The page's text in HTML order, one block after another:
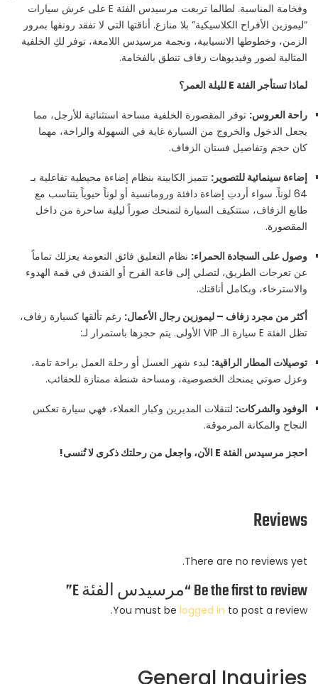
وفخامة المناسبة. لطالما تربعت مرسيدس الفئة E على عرش سيارات
“ليموزين الأفراح الكلاسيكية” بلا منازع. أناقتها التي لا تفقد رونقها بمرور
الزمن، وخطوطها الانسيابية، ونجمة مرسيدس اللامعة، توفر لكِ الخلفية
المثالية لصور وفيديوهات زفاف تنطق بالفخامة.
لماذا تستأجر الفئة E لليلة العمر؟
راحة العروس: توفر المقصورة الخلفية مساحة استثنائية للأرجل، مما
يجعل الدخول والخروج من السيارة غاية في السهولة والراحة، مهما
كان حجم وتفاصيل فستان الزفاف.
إضاءة سينمائية للتصوير: تتميز الكابينة بنظام إضاءة محيطية تفاعلية بـ
64 لوناً. سواء أردتِ إضاءة دافئة ورومانسية أو لوناً حيوياً يتناسب مع
طابع الزفاف، ستتكيف السيارة لتمنحك صوراً ليلية ساحرة من داخل
المقصورة.
وصول على السجادة الحمراء: نظام التعليق فائق النعومة يعزلك تماماً
عن تعرجات الطريق، لتصلي إلى قاعة الفرح أو الفندق في قمة الهدوء
والاسترخاء، وبكامل أناقتك.
أكثر من مجرد زفاف – ليموزين رجال الأعمال: رغم تألقها كسيارة زفاف،
تظل الفئة E سيارة الـ VIP الأولى. يتم حجزها باستمرار لـ:
توصيلات المطار الراقية: لبدء شهر العسل أو رحلة العمل براحة تامة،
وعزل صوتي يمنحك الخصوصية، ومساحة شنطة ممتازة للحقائب.
الوفود والشركات: لتنقلات المديرين وكبار العملاء، فهي سيارة تعكس
النجاح والمكانة المرموقة.
احجز مرسيدس الفئة E الآن، واجعل من رحلتك ذكرى لا تُنسى!
Reviews
There are no reviews yet.
Be the first to review “مرسيدس الفئة E”
You must be logged in to post a review.
General Inquiries